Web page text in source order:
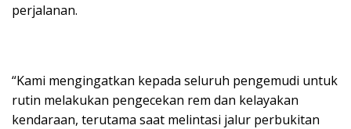
perjalanan.
“Kami mengingatkan kepada seluruh pengemudi untuk
rutin melakukan pengecekan rem dan kelayakan
kendaraan, terutama saat melintasi jalur perbukitan